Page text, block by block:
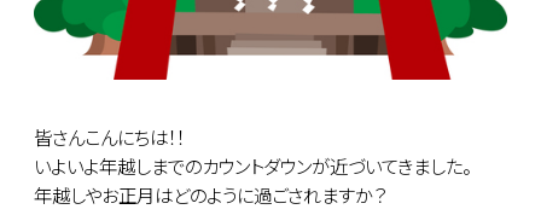
皆さんこんにちは！！
いよいよ年越しまでのカウントダウンが近づいてきました。
年越しやお正月はどのように過ごされますか？